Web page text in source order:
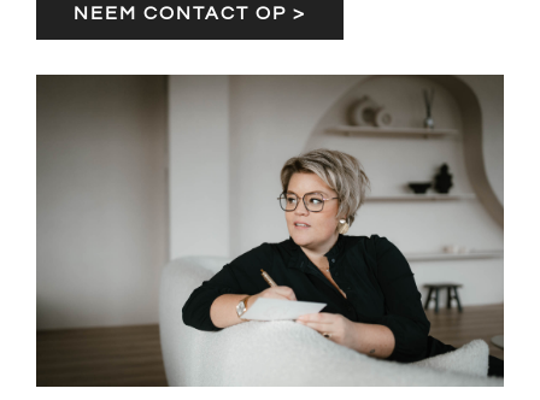
NEEM CONTACT OP >